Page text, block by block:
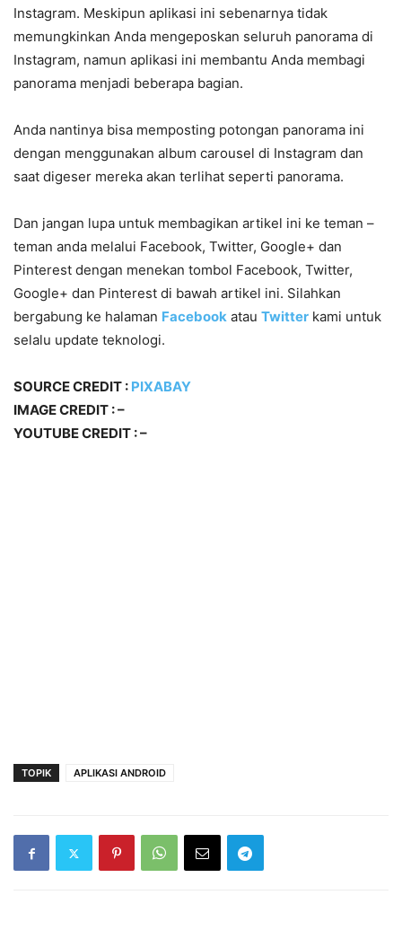
Instagram. Meskipun aplikasi ini sebenarnya tidak
memungkinkan Anda mengeposkan seluruh panorama di
Instagram, namun aplikasi ini membantu Anda membagi
panorama menjadi beberapa bagian.
Anda nantinya bisa memposting potongan panorama ini
dengan menggunakan album carousel di Instagram dan
saat digeser mereka akan terlihat seperti panorama.
Dan jangan lupa untuk membagikan artikel ini ke teman –
teman anda melalui Facebook, Twitter, Google+ dan
Pinterest dengan menekan tombol Facebook, Twitter,
Google+ dan Pinterest di bawah artikel ini. Silahkan
bergabung ke halaman Facebook atau Twitter kami untuk
selalu update teknologi.
SOURCE CREDIT : PIXABAY
IMAGE CREDIT : –
YOUTUBE CREDIT : –
TOPIK APLIKASI ANDROID